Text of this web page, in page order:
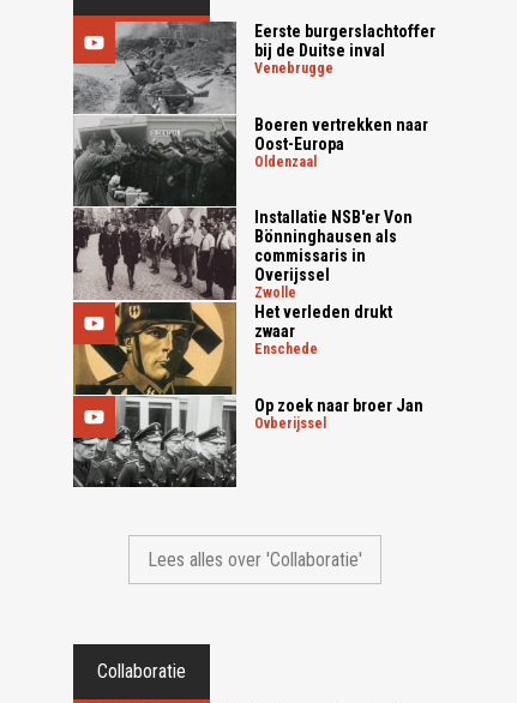
Eerste burgerslachtoffer
bij de Duitse inval
venebrugge
Boeren vertrekken naar
Oost-Europa
oldenzaal
Installatie NSB'er Von
Bönninghausen als
commissaris in
Overijssel
zwolle
Het verleden drukt
zwaar
enschede
Op zoek naar broer Jan
ovberijssel
Lees alles over 'Collaboratie'
Collaboratie